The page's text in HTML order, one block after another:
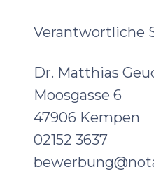
Verantwortliche
Dr. Matthias
Moosgasse 6
47906 Kempen
02152 3637